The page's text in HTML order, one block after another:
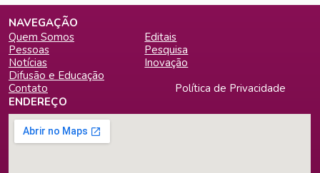
ENDEREÇO
NAVEGAÇÃO
Quem Somos
Editais
Pessoas
Pesquisa
Notícias
Inovação
Difusão e Educação
Contato
Política de Privacidade